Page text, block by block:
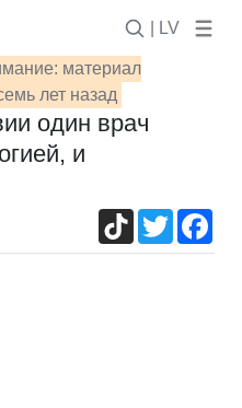
| LV
материал
лет назад
один врач
и
TikTokTwitter